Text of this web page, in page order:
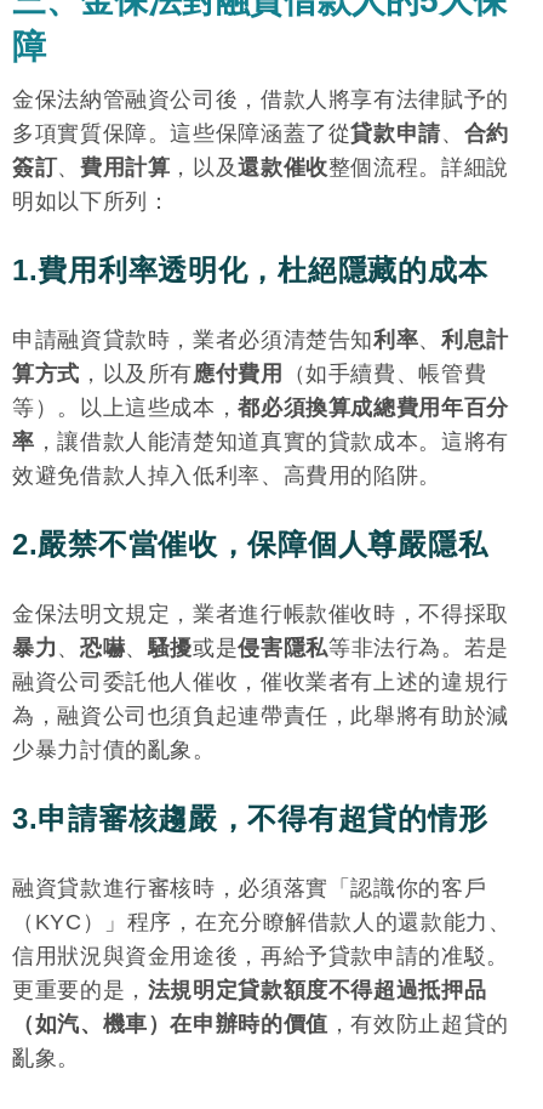
障
金保法納管融資公司後，借款人將享有法律賦予的
多項實質保障。這些保障涵蓋了從貸款申請、 合約
簽訂、 費用計算 ，以及還款催收整個流程。詳細說
明如以下所列：
1.費用利率透明化，杜絕隱藏的成本
申請融資貸款時，業者必須清楚告知利率、 利息計
算方式 ，以及所有應付費用
（如手續費、帳管費
等）。以上這些成本，都必須換算成總費用年百分
率 ，讓借款人能清楚知道真實的貸款成本。這將有
效避免借款人掉入低利率、高費用的陷阱。
2.嚴禁不當催收，保障個人尊嚴隱私
金保法明文規定，業者進行帳款催收時，不得採取
暴力 、 恐嚇、騷擾或是侵害隱私等非法行為。若是
融資公司委託他人催收，催收業者有上述的違規行
為，融資公司也須負起連帶責任，此舉將有助於減
少暴力討債的亂象。
3.申請審核趨嚴，不得有超貸的情形
融資貸款進行審核時，必須落實「認識你的客戶
（KYC）」程序，在充分瞭解借款人的還款能力、
信用狀況與資金用途後，再給予貸款申請的准駁。
更重要的是， 法規明定貸款額度不得超過抵押品
（如汽、機車）在申辦時的價值 ，有效防止超貸的
亂象。